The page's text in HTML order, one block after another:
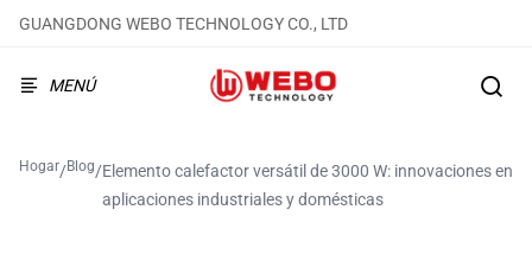
GUANGDONG WEBO TECHNOLOGY CO., LTD
MENÚ
Hogar/Blog/Elemento calefactor versátil de 3000 W: innovaciones en
aplicaciones industriales y domésticas